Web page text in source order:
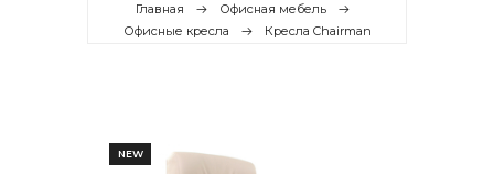
Главная
Офисная мебель
Офисные кресла
Кресла Chairman
NEW